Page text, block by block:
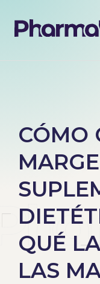
CÓMO
QUÉ
LAS